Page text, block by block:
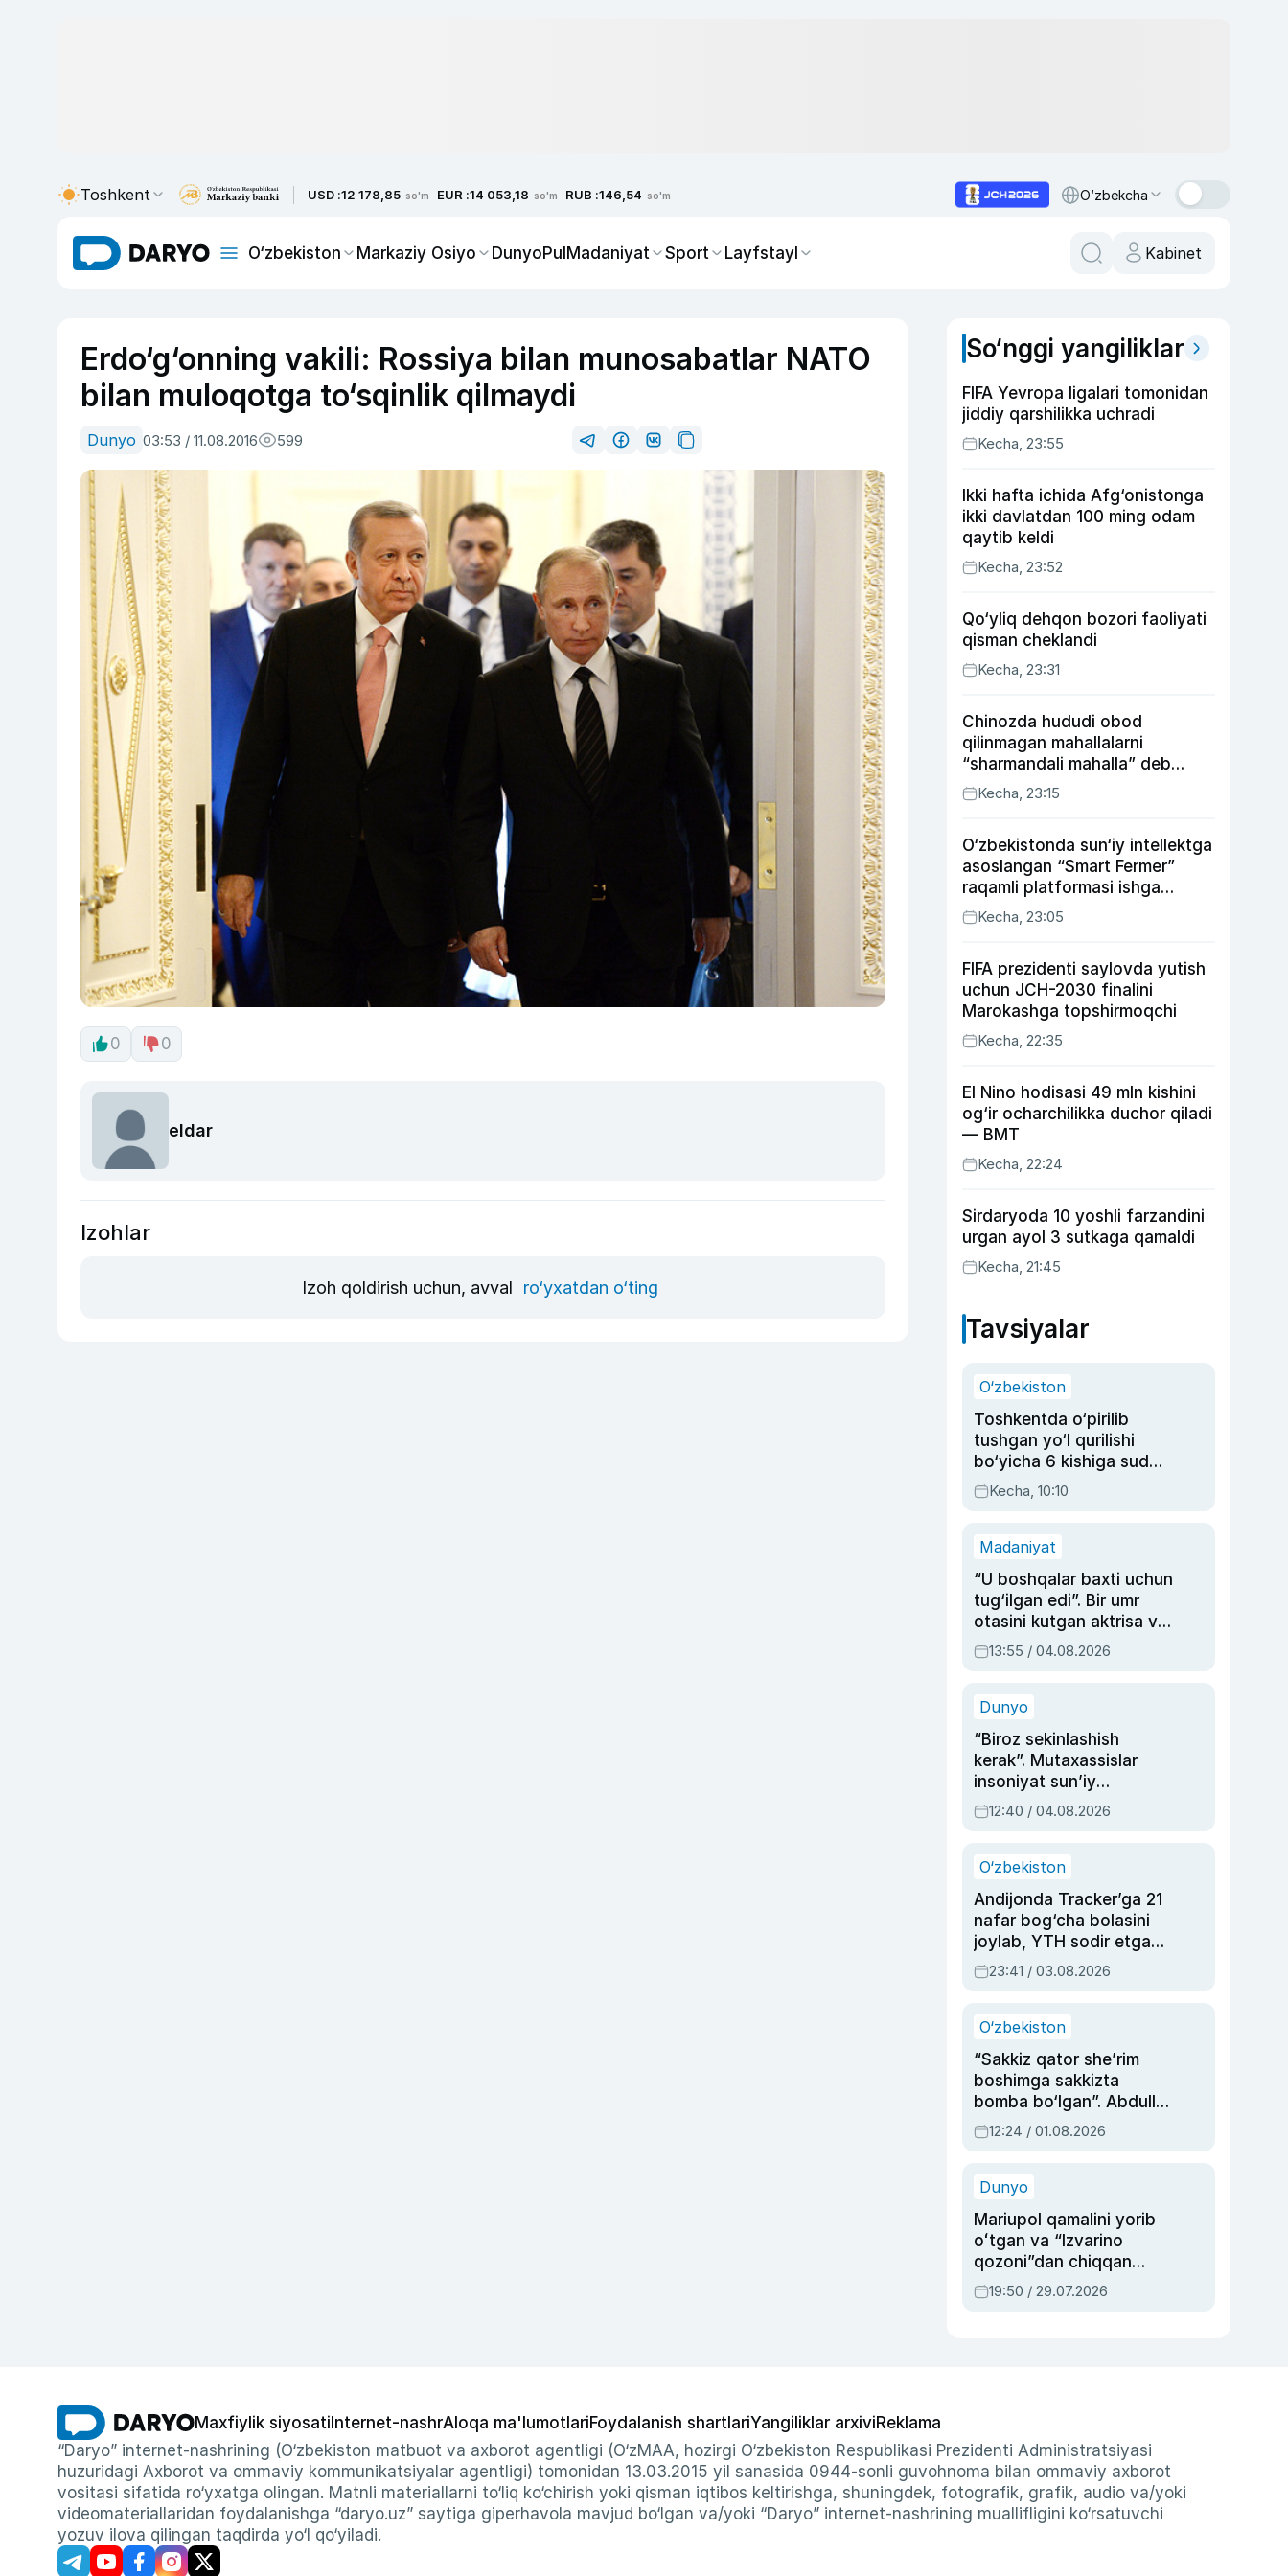
Toshkent USD :12 178,85 so'm EUR :14 053,18 so'm RUB :146,54 so'm O‘zbekcha
O‘zbekiston Markaziy Osiyo DunyoPulMadaniyat Sport Layfstayl Kabinet
Erdo‘g‘onning vakili: Rossiya bilan munosabatlar NATO
bilan muloqotga to‘sqinlik qilmaydi
Dunyo 03:53 / 11.08.2016 599
0 0
eldar
Izohlar
Izoh qoldirish uchun, avval ro‘yxatdan o‘ting
So‘nggi yangiliklar
FIFA Yevropa ligalari tomonidan
jiddiy qarshilikka uchradi
Kecha, 23:55
Ikki hafta ichida Afg‘onistonga
ikki davlatdan 100 ming odam
qaytib keldi
Kecha, 23:52
Qo‘yliq dehqon bozori faoliyati
qisman cheklandi
Kecha, 23:31
Chinozda hududi obod
qilinmagan mahallalarni
“sharmandali mahalla” deb
belgilash boshlandi
Kecha, 23:15
O‘zbekistonda sun‘iy intellektga
asoslangan “Smart Fermer”
raqamli platformasi ishga
tushiriladi
Kecha, 23:05
FIFA prezidenti saylovda yutish
uchun JCH-2030 finalini
Marokashga topshirmoqchi
Kecha, 22:35
El Nino hodisasi 49 mln kishini
og‘ir ocharchilikka duchor qiladi
— BMT
Kecha, 22:24
Sirdaryoda 10 yoshli farzandini
urgan ayol 3 sutkaga qamaldi
Kecha, 21:45
Tavsiyalar
O‘zbekiston
Toshkentda o‘pirilib
tushgan yo‘l qurilishi
bo‘yicha 6 kishiga sud
hukmi o‘qildi
Kecha, 10:10
Madaniyat
“U boshqalar baxti uchun
tug‘ilgan edi”. Bir umr
otasini kutgan aktrisa va
dublyaj ustasi Rimma
Ahmedovaning
13:55 / 04.08.2026
Dunyo
“Biroz sekinlashish
kerak”. Mutaxassislar
insoniyat sun’iy
intellektni boshqara
olmay qolishidan xavotir
12:40 / 04.08.2026
O‘zbekiston
Andijonda Tracker’ga 21
nafar bog‘cha bolasini
joylab, YTH sodir etgan
ayolga sud hukmi o‘qildi
23:41 / 03.08.2026
O‘zbekiston
“Sakkiz qator she’rim
boshimga sakkizta
bomba bo‘lgan”. Abdulla
Oripovni siyosiy
ayblovlardan asrab
12:24 / 01.08.2026
Dunyo
Mariupol qamalini yorib
oʻtgan va “Izvarino
qozoni”dan chiqqan
qahramon — Ukraina
armiyasi bosh
19:50 / 29.07.2026
Maxfiylik siyosati Internet-nashrAloqa ma'lumotlariFoydalanish shartlariYangiliklar arxiviReklama
“Daryo” internet-nashrining (O‘zbekiston matbuot va axborot agentligi (O‘zMAA, hozirgi O‘zbekiston Respublikasi Prezidenti Administratsiyasi
huzuridagi Axborot va ommaviy kommunikatsiyalar agentligi) tomonidan 13.03.2015 yil sanasida 0944-sonli guvohnoma bilan ommaviy axborot
vositasi sifatida ro‘yxatga olingan. Matnli materiallarni to‘liq ko‘chirish yoki qisman iqtibos keltirishga, shuningdek, fotografik, grafik, audio va/yoki
videomateriallaridan foydalanishga “daryo.uz” saytiga giperhavola mavjud bo‘lgan va/yoki “Daryo” internet-nashrining muallifligini ko‘rsatuvchi
yozuv ilova qilingan taqdirda yo‘l qo‘yiladi.